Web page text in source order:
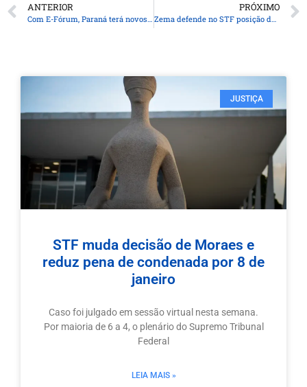
ANTERIOR
Com E-Fórum, Paraná terá novos espaços para atendimentos do Judiciário
PRÓXIMO
Zema defende no STF posição de não cobrar vacina em escolas de Minas
JUSTIÇA
STF muda decisão de Moraes e
reduz pena de condenada por 8 de
janeiro
Caso foi julgado em sessão virtual nesta semana.
Por maioria de 6 a 4, o plenário do Supremo Tribunal
Federal
LEIA MAIS »